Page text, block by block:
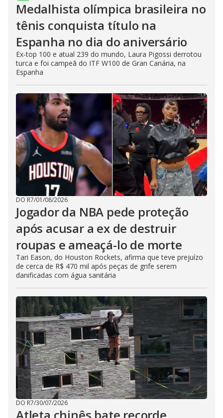
Medalhista olímpica brasileira no
tênis conquista título na
Espanha no dia do aniversário
Ex-top 100 e atual 239 do mundo, Laura Pigossi derrotou
turca e foi campeã do ITF W100 de Gran Canária, na
Espanha
DO R7/01/08/2026
Jogador da NBA pede proteção
após acusar a ex de destruir
roupas e ameaçá-lo de morte
Tari Eason, do Houston Rockets, afirma que teve prejuízo
de cerca de R$ 470 mil após peças de grife serem
danificadas com água sanitária
DO R7/30/07/2026